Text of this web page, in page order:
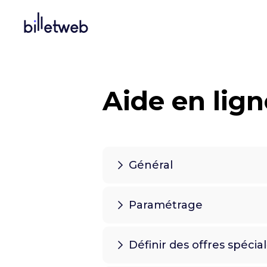
Aide en
Général
Paramétrage
Définir des offres